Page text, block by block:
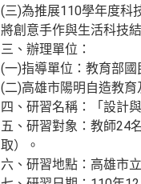
(三)為推展110學年度科
將創意手作與生活科技
三、辦理單位：
(一)指導單位：教育部
(二)高雄市陽明自造教育
四、研習名稱：「設計
五、研習對象：教師24
取）。
六、研習地點：高雄市